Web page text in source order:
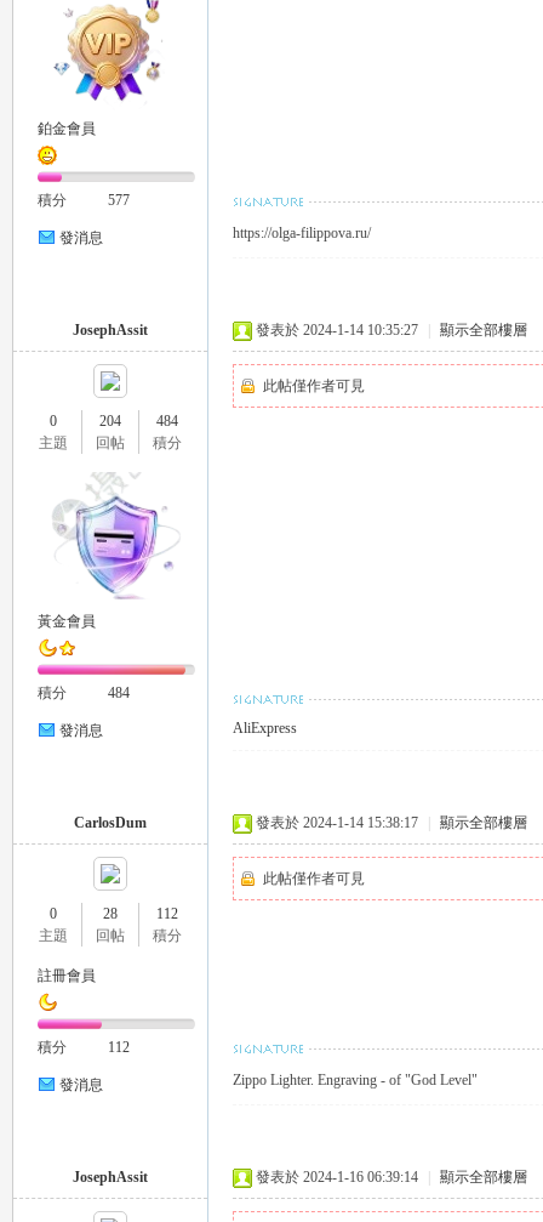
鉑金會員
積分 577
發消息 https://olga-filippova.ru/
JosephAssit
0
主題
204
回帖
484
積分
黃金會員
積分 484
發消息
發表於 2024-1-14 10:35:27 顯示全部樓層
此帖僅作者可見
AliExpress
CarlosDum
0
主題
28
回帖
112
積分
註冊會員
積分 112
發消息
發表於 2024-1-14 15:38:17 顯示全部樓層
此帖僅作者可見
Zippo Lighter. Engraving - of "God Level"
JosephAssit 發表於 2024-1-16 06:39:14 顯示全部樓層